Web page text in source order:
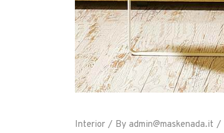
Interior By admin@maskenada.it